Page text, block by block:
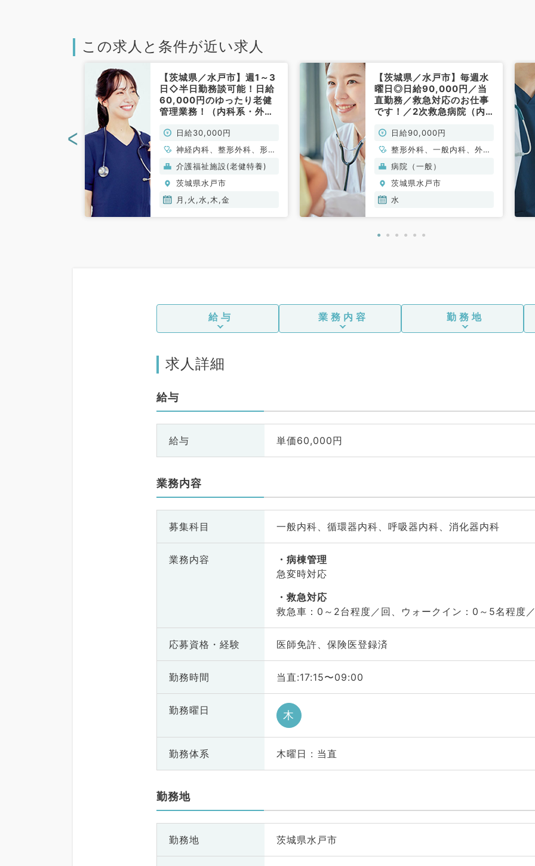
この求人と条件が近い求人
【茨城県／水戸市】週1～3
日◇半日勤務談可能！日給
60,000円のゆったり老健
管理業務！（内科系・外科
日給30,000円
神経内科、整形外科、形成
外科、脳神経外科、呼吸器
外科、心臓血管外科、泌尿
器科、一般内科、循環器内
科、呼吸器内科、消化器内
介護福祉施設(老健特養)
茨城県水戸市
月,火,水,木,金
【茨城県／水戸市】毎週水
曜日◎日給90,000円／当
直勤務／救急対応のお仕事
です！／2次救急病院（内
科／非常勤）
日給90,000円
整形外科、一般内科、外科
系全般、一般外科、救急
科・ＩＣＵ
病院（一般）
茨城県水戸市
水
<
給与 業務内容 勤務地
求人詳細
給与
給与 単価60,000円
業務内容
募集科目 一般内科、循環器内科、呼吸器内科、消化器内科
業務内容
病棟管理
急変時対応
救急対応
救急車：0～2台程度／回、ウォークイン：0～5名程度
応募資格・ 経験 医師免許、保険医登録済
勤務時間 当直:17:15〜09:00
勤務曜日 木
勤務体系 木曜日 : 当直
勤務地
勤務地 茨城県水戸市